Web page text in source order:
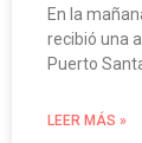
En la
recibió una
Puerto
LEER MÁS »